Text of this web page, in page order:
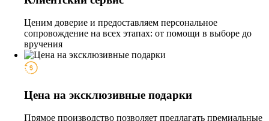
Ценим доверие и предоставляем персональное
сопровождение на всех этапах: от помощи в выборе до
вручения
Цена на эксклюзивные подарки
Прямое производство позволяет предлагать премиальные